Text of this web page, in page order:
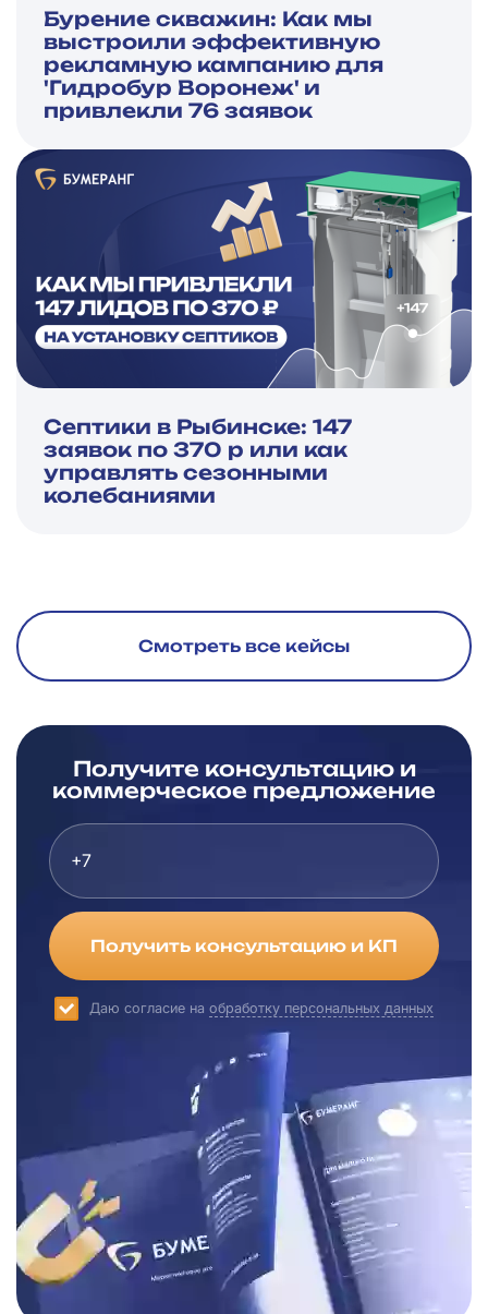
Бурение скважин: Как мы
выстроили эффективную
рекламную кампанию для
'Гидробур Воронеж' и
привлекли 76 заявок
Септики в Рыбинске: 147
заявок по 370 р или как
управлять сезонными
колебаниями
Смотреть все кейсы
Получите консультацию и
коммерческое предложение
Получить консультацию и КП
Даю согласие на обработку персональных данных